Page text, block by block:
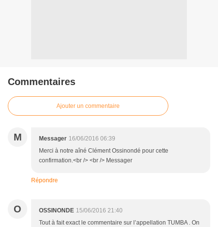
Commentaires
Ajouter un commentaire
M Messager 16/06/2016 06:39
Merci à notre aîné Clément Ossinondé pour cette
confirmation.<br /> <br /> Messager
Répondre
O OSSINONDE 15/06/2016 21:40
Tout à fait exact le commentaire sur l’appellation TUMBA . On